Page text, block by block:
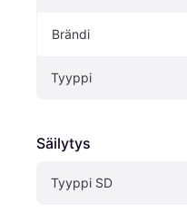
Brändi
Tyyppi
Säilytys
Tyyppi SD